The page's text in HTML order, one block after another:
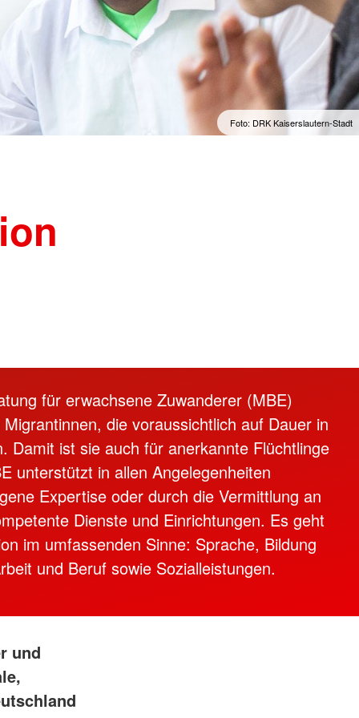
mit dem
Sprachkurse
Englisch im Alltag
Englisch im Beruf
Englisch 50plus
Spanisch für den Urlaub
Foto: DRK Kaiserslautern-Stadt
für erwachsene Zuwanderer (MBE)
die voraussichtlich auf Dauer in
Damit ist sie auch für anerkannte Flüchtlinge
unterstützt in allen Angelegenheiten
Expertise oder durch die Vermittlung an
Dienste und Einrichtungen. Es geht
im umfassenden Sinne: Sprache, Bildung
und Beruf sowie Sozialleistungen.
und